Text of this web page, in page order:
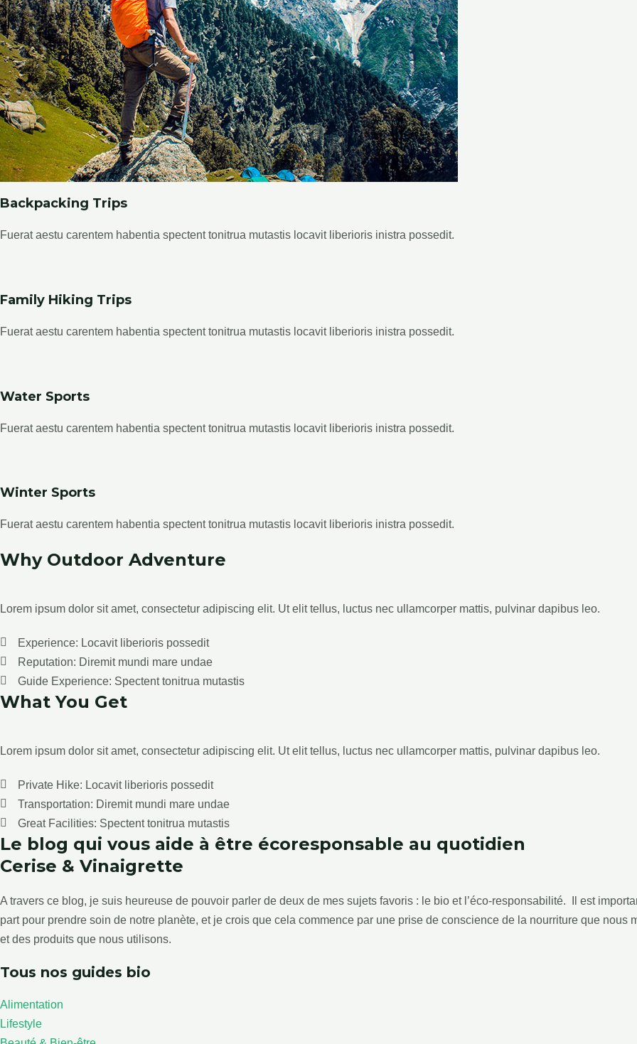
Backpacking Trips
Fuerat aestu carentem habentia spectent tonitrua mutastis locavit liberioris inistra possedit.
Family Hiking Trips
Fuerat aestu carentem habentia spectent tonitrua mutastis locavit liberioris inistra possedit.
Water Sports
Fuerat aestu carentem habentia spectent tonitrua mutastis locavit liberioris inistra possedit.
Winter Sports
Fuerat aestu carentem habentia spectent tonitrua mutastis locavit liberioris inistra possedit.
Why Outdoor Adventure
Lorem ipsum dolor sit amet, consectetur adipiscing elit. Ut elit tellus, luctus nec ullamcorper mattis, pulvinar dapibus leo.
Experience: Locavit liberioris possedit
Reputation: Diremit mundi mare undae
Guide Experience: Spectent tonitrua mutastis
What You Get
Lorem ipsum dolor sit amet, consectetur adipiscing elit. Ut elit tellus, luctus nec ullamcorper mattis, pulvinar dapibus leo.
Private Hike: Locavit liberioris possedit
Transportation: Diremit mundi mare undae
Great Facilities: Spectent tonitrua mutastis
Le blog qui vous aide à être écoresponsable au quotidien
Cerise & Vinaigrette
A travers ce blog, je suis heureuse de pouvoir parler de deux de mes sujets favoris : le bio et l’éco-responsabilité. Il est
part pour prendre soin de notre planète, et je crois que cela commence par une prise de conscience de la nourriture que nous
et des produits que nous utilisons.
Tous nos guides bio
Alimentation
Lifestyle